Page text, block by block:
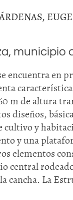
municipio
encuentra en
m de altura
diseños,
cultivo y
y una
elementos
central
cancha. La